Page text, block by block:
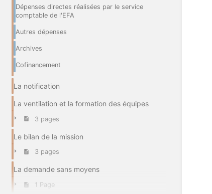
Dépenses directes réalisées par le service
comptable de l'EFA
Autres dépenses
Archives
Cofinancement
La notification
La ventilation et la formation des équipes
3 pages
Le bilan de la mission
3 pages
La demande sans moyens
1 Page